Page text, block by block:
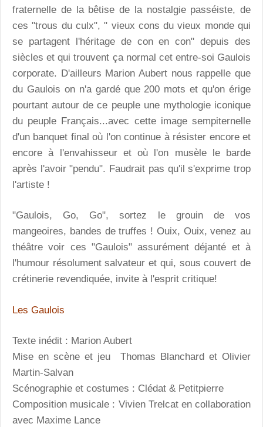
fraternelle de la bêtise de la nostalgie passéiste, de
ces "trous du culx", " vieux cons du vieux monde qui
se partagent l'héritage de con en con" depuis des
siècles et qui trouvent ça normal cet entre-soi Gaulois
corporate. D'ailleurs Marion Aubert nous rappelle que
du Gaulois on n'a gardé que 200 mots et qu'on érige
pourtant autour de ce peuple une mythologie iconique
du peuple Français...avec cette image sempiternelle
d'un banquet final où l'on continue à résister encore et
encore à l'envahisseur et où l'on musèle le barde
après l'avoir "pendu". Faudrait pas qu'il s'exprime trop
l'artiste !
"Gaulois, Go, Go", sortez le grouin de vos
mangeoires, bandes de truffes ! Ouix, Ouix, venez au
théâtre voir ces "Gaulois" assurément déjanté et à
l'humour résolument salvateur et qui, sous couvert de
crétinerie revendiquée, invite à l'esprit critique!
Les Gaulois
Texte inédit : Marion Aubert
Mise en scène et jeu Thomas Blanchard et Olivier
Martin-Salvan
Scénographie et costumes : Clédat & Petitpierre
Composition musicale : Vivien Trelcat en collaboration
avec Maxime Lance